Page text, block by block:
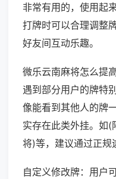
非常有用的，使用起
打牌时可以合理调整
好友间互动乐趣。
微乐云南麻将怎么提
遇到部分用户的牌特
像能看到其他人的牌
实存在此类外挂。如(
将)等，建议通过正规
自定义修改牌：用户